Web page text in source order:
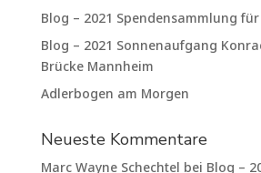
Blog – 2021 Spendensammlung
Blog – 2021 Sonnenaufgang
Brücke Mannheim
Adlerbogen am Morgen
Neueste Kommentare
Marc Wayne Schechtel bei Blog –